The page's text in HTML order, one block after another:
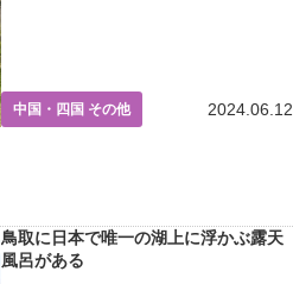
中国・四国 その他 2024.06.12
鳥取に日本で唯一の湖上に浮かぶ露天
風呂がある